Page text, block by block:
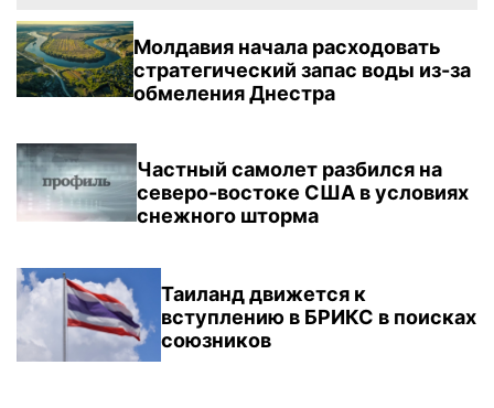
Молдавия начала расходовать
стратегический запас воды из-за
обмеления Днестра
Частный самолет разбился на
северо-востоке США в условиях
снежного шторма
Таиланд движется к
вступлению в БРИКС в поисках
союзников